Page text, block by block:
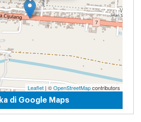
Leaflet| ©OpenStreetMapcontributors
di Google Maps